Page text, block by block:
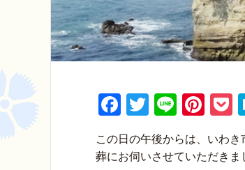
F
c
T
tt
Li
e
Pi
er
この日の午後からは、いわ
葬にお伺いさせていただきま